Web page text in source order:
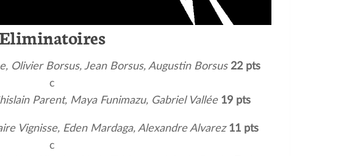
Olivier Borsus, Jean Borsus, Augustin Borsus22 pts
c
Parent, Maya Funimazu, Gabriel Vallée 19 pts
Vignisse, Eden Mardaga, Alexandre Alvarez 11 pts
c